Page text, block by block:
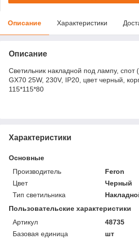
Описание Характеристики
Описание
Светильник накладной под лампу,
GX70 25W, 230V, IP20, цвет черный,
115*115*80
Характеристики
Основные
Производитель
Feron
Цвет
Черный
Тип светильника
Пользовательские характеристики
Артикул
48735
Базовая единица
шт